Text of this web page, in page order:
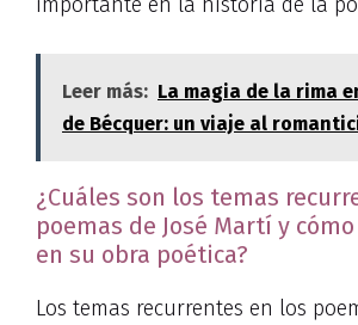
Leer más: La magia de la rima
de Bécquer: un viaje al
¿Cuáles son los temas
poemas de José Martí y
en su obra poética?
Los temas recurrentes en los